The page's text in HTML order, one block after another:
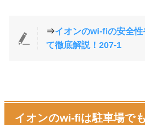
⇒イオンのwi-fiの安全
て徹底解説！207-1
イオンのwi-fiは駐車場で